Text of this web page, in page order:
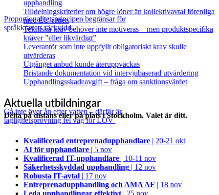
Proportionalitetsprincipen begränsar för
språkkravets räckvidd
Gå inte över ån efter vatten – därför är
laglighetsprövning fel väg för LOV
upphandling
Tilldelningskriterier om högre löner än kollektivavtal förenliga
med EU‑rätten
Tekniska krav behöver inte motiveras – men produktspecifika
kräver ”eller likvärdigt”
Leverantör som inte uppfyllt obligatoriskt krav skulle
utvärderas
Utgånget anbud kunde återuppväckas
Bristande dokumentation vid intervjubaserad utvärdering
Upphandlingsskadeavgift – fråga om sanktionsvärdet
Aktuella utbildningar
Delta på distans eller på plats i Stockholm. Valet är ditt.
Kvalificerad entreprenad­upphandlare | 20-21 okt
AI för upphandlare | 5 nov
Kvalificerad IT-upphandlare | 10-11 nov
Säkerhetsskyddad upphandling | 12 nov
Robusta IT-avtal | 17 nov
Entreprenadupphandling och AMA AF | 18 nov
Leda upphandlingar effektivt | 25 nov